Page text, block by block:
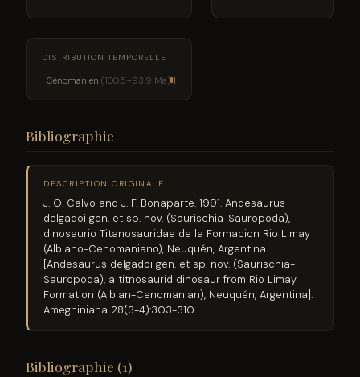
DISTRIBUTION TEMPORELLE
Cénomanien (100.5–93.9 Ma) 1
Bibliographie
DESCRIPTION ORIGINALE
J. O. Calvo and J. F. Bonaparte. 1991. Andesaurus
delgadoi gen. et sp. nov. (Saurischia-Sauropoda),
dinosaurio Titanosauridae de la Formacion Rio Limay
(Albiano-Cenomaniano), Neuquén, Argentina
[Andesaurus delgadoi gen. et sp. nov. (Saurischia-
Sauropoda), a titnosaurid dinosaur from Rio Limay
Formation (Albian-Cenomanian), Neuquén, Argentina].
Ameghiniana 28(3-4):303-310
Bibliographie (1)